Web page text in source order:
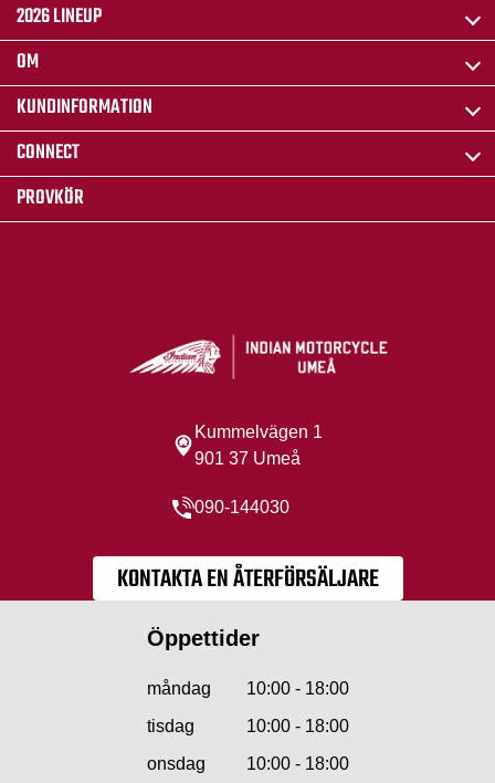
2026 LINEUP
OM
KUNDINFORMATION
CONNECT
PROVKÖR
Kummelvägen 1
901 37 Umeå
090-144030
KONTAKTA EN ÅTERFÖRSÄLJARE
Öppettider
måndag
10:00 - 18:00
tisdag
10:00 - 18:00
onsdag
10:00 - 18:00